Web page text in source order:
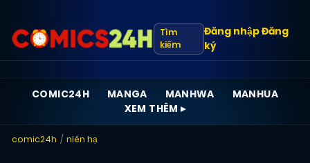
Tìm
kiếm
Đăng nhậpĐăng
ký
COMIC24H MANGA MANHWA
MANHUA
XEM THÊM ▸
comic24h niên hạ